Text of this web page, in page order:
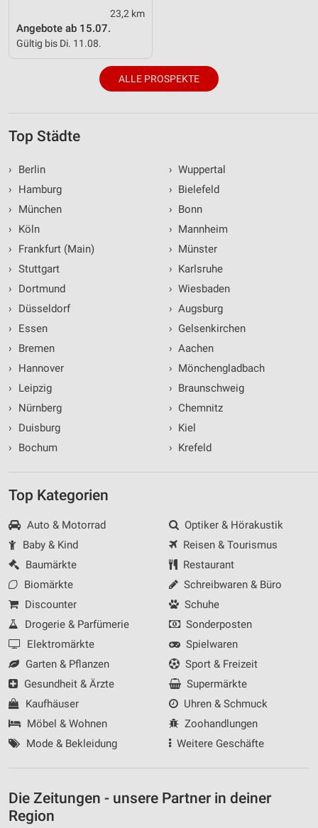
23,2 km
Angebote ab 15.07.
Gültig bis Di. 11.08.
ALLE PROSPEKTE
Top Städte
›
Berlin
›
Hamburg
›
München
›
Köln
›
Frankfurt (Main)
› Stuttgart
›
Dortmund
›
Düsseldorf
›
Essen
›
Bremen
›
Hannover
›
Leipzig
›
Nürnberg
›
Duisburg
›
Bochum
› Wuppertal
› Bielefeld
› Bonn
› Mannheim
› Münster
› Karlsruhe
› Wiesbaden
› Augsburg
› Gelsenkirchen
› Aachen
› Mönchengladbach
› Braunschweig
› Chemnitz
› Kiel
› Krefeld
Top Kategorien
Auto & Motorrad
Baby & Kind
Baumärkte
Biomärkte
Discounter
Drogerie & Parfümerie
Elektromärkte
Garten & Pflanzen
Gesundheit & Ärzte
Kaufhäuser
Möbel & Wohnen
Mode & Bekleidung
Optiker & Hörakustik
Reisen & Tourismus
Restaurant
Schreibwaren & Büro
Schuhe
Sonderposten
Spielwaren
Sport & Freizeit
Supermärkte
Uhren & Schmuck
Zoohandlungen
Weitere Geschäfte
Die Zeitungen - unsere Partner in deiner
Region